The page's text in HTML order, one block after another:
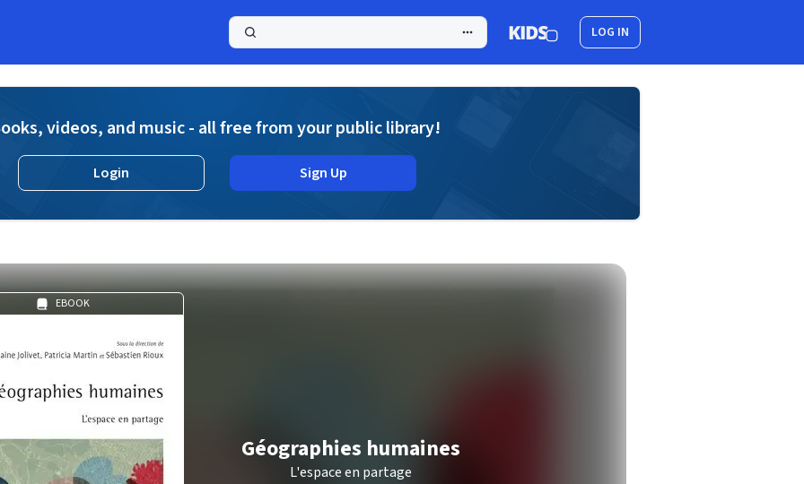
LOG IN
videos, and music - all free from your public library!
Login Sign Up
EBOOK
Géographies humaines
L'espace en partage